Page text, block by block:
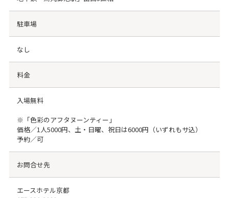
駐車場
なし
料金
入場無料
※「色彩のアフタヌーンティー」
価格／1人5000円、土・日曜、祝日は6000円（いずれもサ込）
予約／可
お問合せ先
エースホテル京都